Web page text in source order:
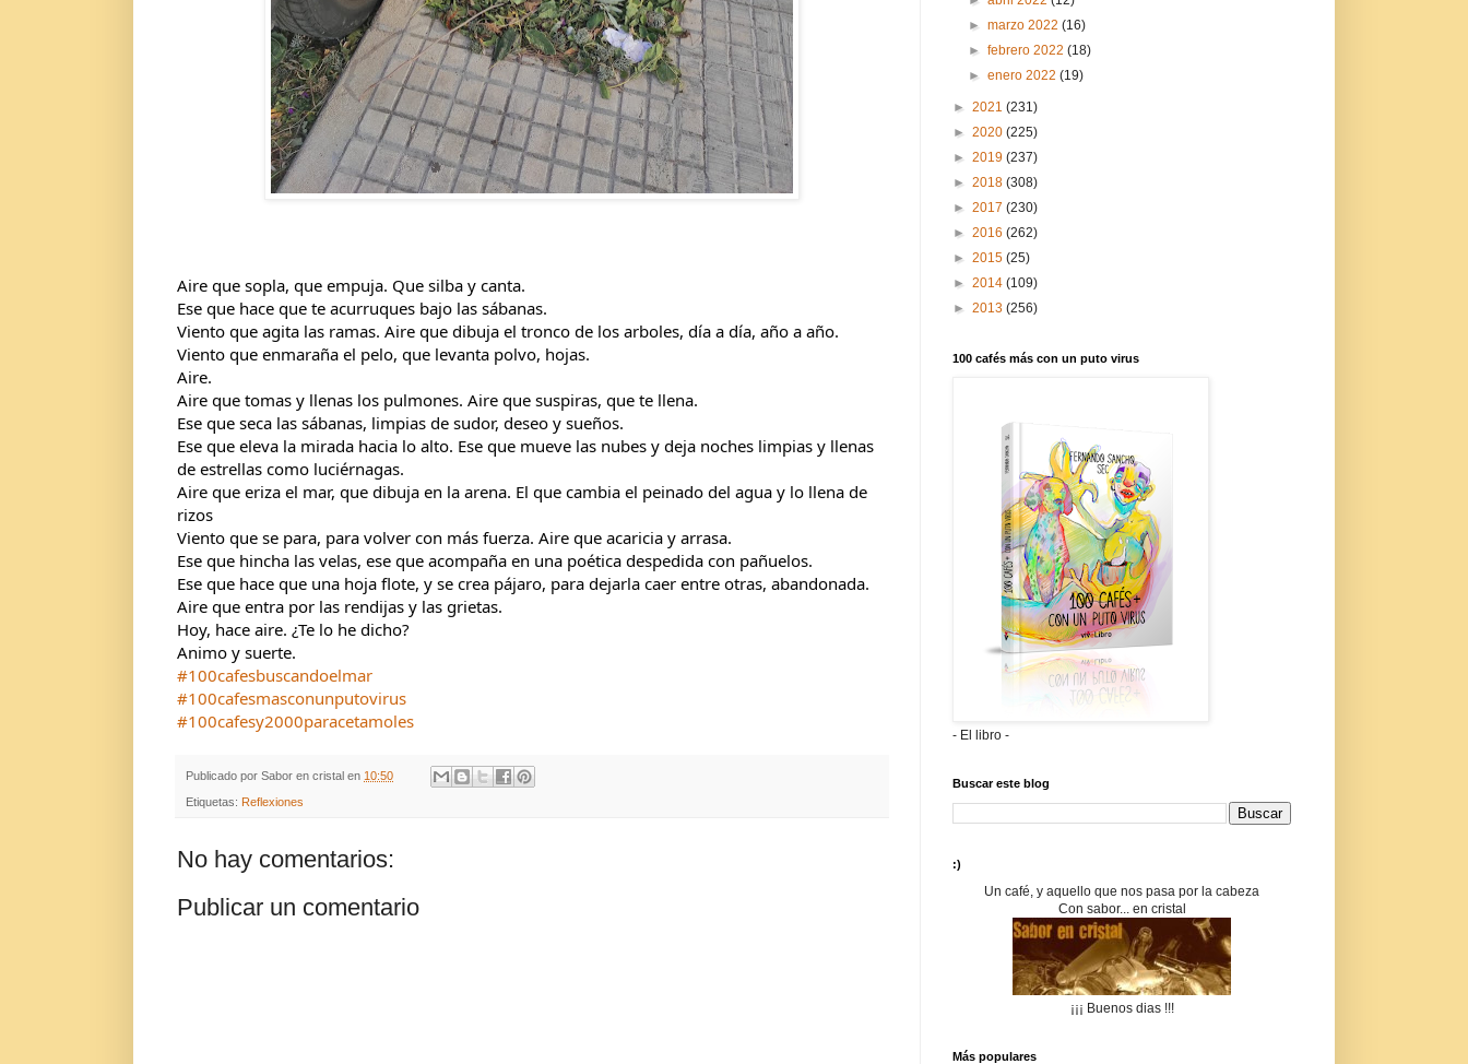
Aire que sopla, que empuja. Que silba y canta.
Ese que hace que te acurruques bajo las sábanas.
Viento que agita las ramas. Aire que dibuja el tronco de los arboles, día a día, año a año.
Viento que enmaraña el pelo, que levanta polvo, hojas.
Aire.
Aire que tomas y llenas los pulmones. Aire que suspiras, que te llena.
Ese que seca las sábanas, limpias de sudor, deseo y sueños.
Ese que eleva la mirada hacia lo alto. Ese que mueve las nubes y deja noches limpias y llenas
de estrellas como luciérnagas.
Aire que eriza el mar, que dibuja en la arena. El que cambia el peinado del agua y lo llena de
rizos
Viento que se para, para volver con más fuerza. Aire que acaricia y arrasa.
Ese que hincha las velas, ese que acompaña en una poética despedida con pañuelos.
Ese que hace que una hoja flote, y se crea pájaro, para dejarla caer entre otras, abandonada.
Aire que entra por las rendijas y las grietas.
Hoy, hace aire. ¿Te lo he dicho?
Animo y suerte.
#100cafesbuscandoelmar
#100cafesmasconunputovirus
#100cafesy2000paracetamoles
Publicado por Sabor en cristal en 10:50
Etiquetas: Reflexiones
No hay comentarios:
Publicar un comentario
►marzo 2022(16)
►febrero 2022(18)
►enero 2022(19)
► 2021 (231)
► 2020 (225)
► 2019 (237)
► 2018 (308)
► 2017 (230)
► 2016 (262)
► 2015 (25)
► 2014 (109)
► 2013 (256)
100 cafés más con un puto virus
- El libro -
Buscar este blog
:)
Un café, y aquello que nos pasa por la cabeza
Con sabor... en cristal
¡¡¡ Buenos dias !!!
Más populares